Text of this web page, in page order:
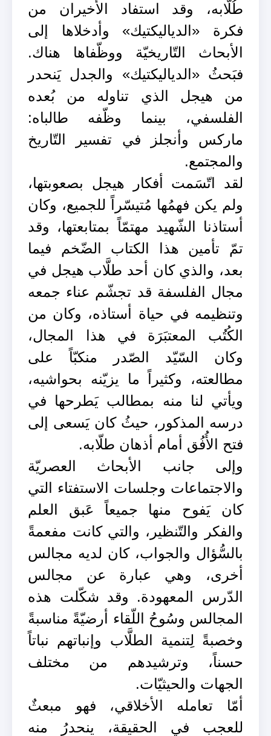
طُلَّابه، وقد استفاد الأخيران من
فكرة «الدياليكتيك» وأدخلاها إلى
الأبحاث التّاريخيّة ووظّفاها هناك.
فبَحثُ «الدياليكتيك» والجدل يَنحدر
من هيجل الذي تناوله من بُعده
الفلسفي، بينما وظّفه طالباه:
ماركس وأنجلز في تفسير التّاريخ
والمجتمع.
لقد اتّسَمت أفكار هيجل بصعوبتها،
ولم يكن فهمُها مُتيسّراً للجميع، وكان
أستاذنا الشّهيد مهتمّاً بمتابعتها، وقد
تمّ تأمين هذا الكتاب الضّخم فيما
بعد، والذي كان أحد طلَّاب هيجل في
مجال الفلسفة قد تجشّم عناء جمعه
وتنظيمه في حياة أستاذه، وكان من
الكُتُب المعتبَرَة في هذا المجال،
وكان السّيّد الصّدر منكبّاً على
مطالعته، وكثيراً ما يزيّنه بحواشيه،
ويأتي لنا منه بمطالب يَطرحها في
درسه المذكور، حيثُ كان يَسعى إلى
فتح الأُفُق أمام أذهان طلّابه.
وإلى جانب الأبحاث العصريّة
والاجتماعات وجلسات الاستفتاء التي
كان يَفوح منها جميعاً عَبق العلم
والفكر والتّنظير، والتي كانت مفعمةً
بالسُّؤال والجواب، كان لديه مجالس
أخرى، وهي عبارة عن مجالس
الدّرس المعهودة. وقد شكّلت هذه
المجالس وسُوحُ اللّقاء أرضيّةً مناسبةً
وخصبةً لِتنمية الطلَّاب وإنباتهم نباتاً
حسناً، وترشيدهم من مختلف
الجهات والحيثيّات.
أمّا تعامله الأخلاقي، فهو مبعثٌ
للعجب في الحقيقة، ينحدرُ منه